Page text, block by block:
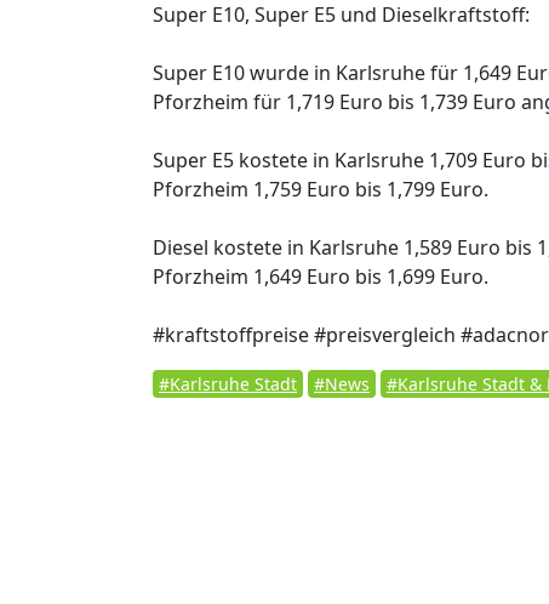
Super E10, Super E5 und Dieselkraftstoff:
Super E10 wurde in Karlsruhe für 1,649
Pforzheim für 1,719 Euro bis 1,739 Euro
Super E5 kostete in Karlsruhe 1,709 Euro
Pforzheim 1,759 Euro bis 1,799 Euro.
Diesel kostete in Karlsruhe 1,589 Euro bis
Pforzheim 1,649 Euro bis 1,699 Euro.
#kraftstoffpreise #preisvergleich
#Karlsruhe Stadt #News #Karlsruhe Stadt &